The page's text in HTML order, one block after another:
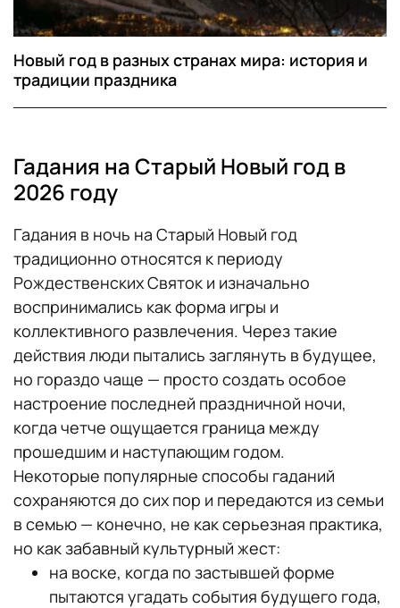
Новый год в разных странах мира: история и
традиции праздника
Гадания на Старый Новый год в
2026 году
Гадания в ночь на Старый Новый год
традиционно относятся к периоду
Рождественских Святок и изначально
воспринимались как форма игры и
коллективного развлечения. Через такие
действия люди пытались заглянуть в будущее,
но гораздо чаще — просто создать особое
настроение последней праздничной ночи,
когда четче ощущается граница между
прошедшим и наступающим годом.
Некоторые популярные способы гаданий
сохраняются до сих пор и передаются из семьи
в семью — конечно, не как серьезная практика,
но как забавный культурный жест:
на воске, когда по застывшей форме
пытаются угадать события будущего года,